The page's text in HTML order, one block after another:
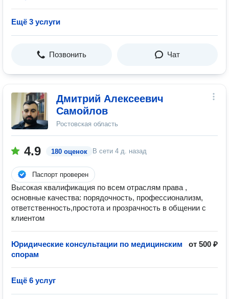
Ещё 3 услуги
Позвонить Чат
Дмитрий Алексеевич
Самойлов
Ростовская область
4.9 180 оценок В сети 4 д. назад
Паспорт проверен
Высокая квалификация по всем отраслям права ,
основные качества: порядочность, профессионализм,
ответственность,простота и прозрачность в общении с
клиентом
Юридические консультации по медицинским
спорам
от 500 ₽
Ещё 6 услуг